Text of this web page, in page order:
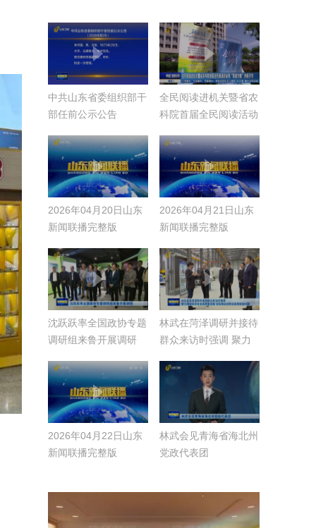
中共山东省委组织部干
部任前公示公告
全民阅读进机关暨省农
科院首届全民阅读活动
2026年04月20日山东
新闻联播完整版
2026年04月21日山东
新闻联播完整版
沈跃跃率全国政协专题
调研组来鲁开展调研
林武在菏泽调研并接待
群众来访时强调 聚力
展 切实解决好群众急
难愁盼问题
2026年04月22日山东
新闻联播完整版
林武会见青海省海北州
党政代表团